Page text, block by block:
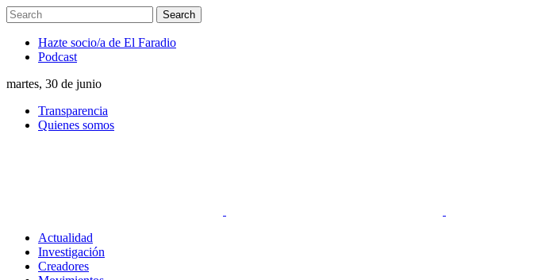
Hazte socio/a de El Faradio
Podcast
martes, 30 de junio
Transparencia
Quienes somos
Actualidad
Investigación
Creadores